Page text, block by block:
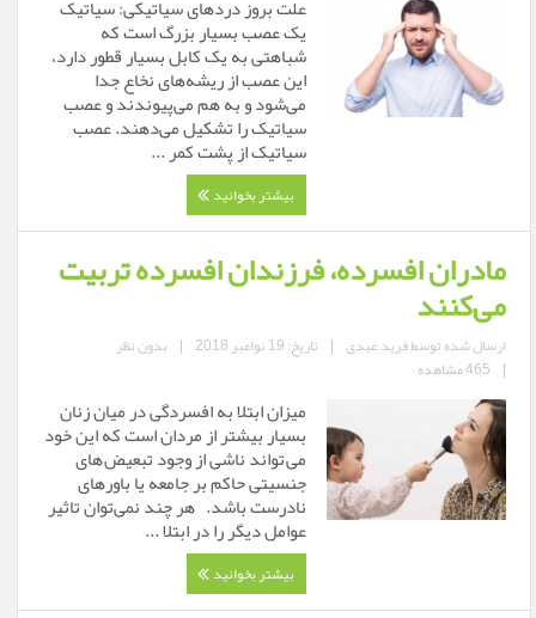
علت بروز دردهای سیاتیکی: سیاتیک
یک عصب بسیار بزرگ است که
شباهتی به یک کابل بسیار قطور دارد،
این عصب از ریشه‌های نخاع جدا
می‌شود و به هم می‌پیوندند و عصب
سیاتیک را تشکیل می‌دهند. عصب
سیاتیک از پشت کمر ...
بیشتر بخوانید
مادران افسرده، فرزندان افسرده تربیت
می‌کنند
ارسال شده توسطفرید عبدی | تاریخ: 19 نوامبر 2018 | بدون نظر
| 465 مشاهده
میزان ابتلا به افسردگی در میان زنان
بسیار بیشتر از مردان است که این خود
می تواند ناشی از وجود تبعیض های
جنسیتی حاکم بر جامعه یا باورهای
نادرست باشد. هر چند نمی‌توان تاثیر
عوامل دیگر را در ابتلا ...
بیشتر بخوانید